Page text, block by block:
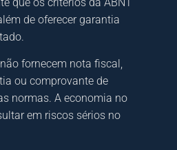
de oferecer garantia
fornecem nota fiscal,
ou comprovante de
normas. A economia no
em riscos sérios no